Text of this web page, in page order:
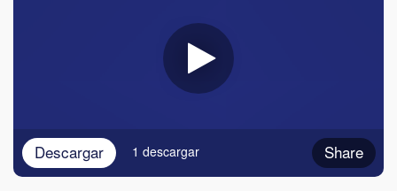
Descargar Share
1 descargar